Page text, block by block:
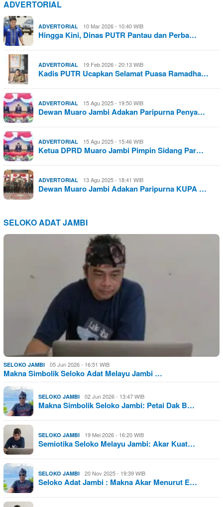
ADVERTORIAL
ADVERTORIAL 10 Mar 2026 - 10:40 WIB
Hingga Kini, Dinas PUTR Pantau dan Perba…
ADVERTORIAL 19 Feb 2026 - 20:13 WIB
Kadis PUTR Ucapkan Selamat Puasa Ramadha…
ADVERTORIAL 15 Agu 2025 - 19:50 WIB
Dewan Muaro Jambi Adakan Paripurna Penya…
ADVERTORIAL 15 Agu 2025 - 15:46 WIB
Ketua DPRD Muaro Jambi Pimpin Sidang Par…
ADVERTORIAL 13 Agu 2025 - 18:41 WIB
Dewan Muaro Jambi Adakan Paripurna KUPA …
SELOKO ADAT JAMBI
SELOKO JAMBI 05 Jun 2026 - 16:51 WIB
Makna Simbolik Seloko Adat Melayu Jambi …
SELOKO JAMBI 02 Jun 2026 - 13:47 WIB
Makna Simbolik Seloko Jambi: Petai Dak B…
SELOKO JAMBI 19 Mei 2026 - 16:20 WIB
Semiotika Seloko Melayu Jambi: Akar Kuat…
SELOKO JAMBI 20 Nov 2025 - 19:39 WIB
Seloko Adat Jambi : Makna Akar Menurut E…